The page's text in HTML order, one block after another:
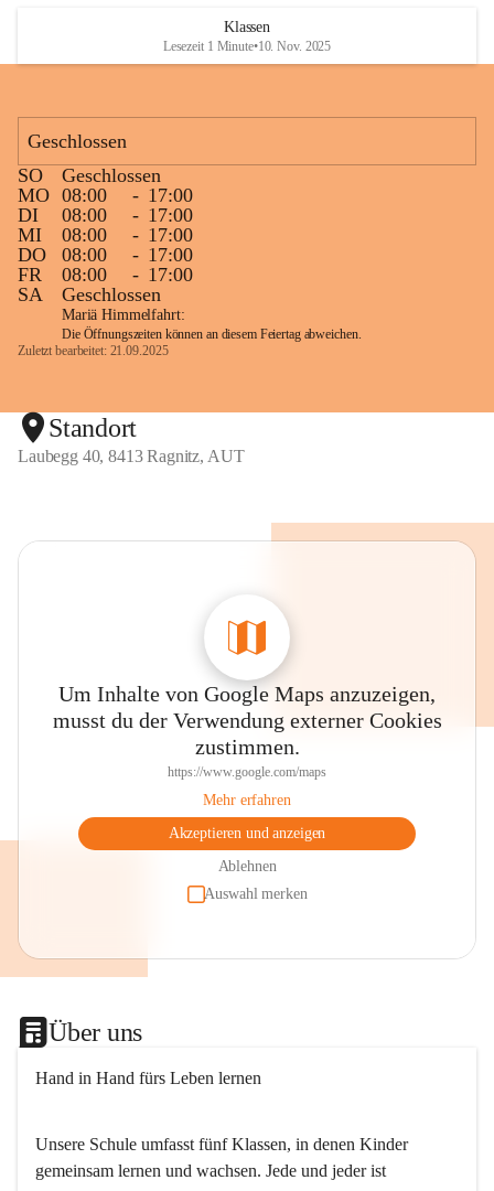
Klassen
Lesezeit 1 Minute•10. Nov. 2025
Geschlossen
SO
Geschlossen
MO 08:00 - 17:00
DI
08:00 - 17:00
MI
08:00 - 17:00
DO
08:00 - 17:00
FR
08:00 - 17:00
SA
Geschlossen
Mariä Himmelfahrt:
Die Öffnungszeiten können an diesem Feiertag abweichen.
Zuletzt bearbeitet: 21.09.2025
Standort
Laubegg 40, 8413 Ragnitz, AUT
Um Inhalte von Google Maps anzuzeigen,
musst du der Verwendung externer Cookies
zustimmen.
https://www.google.com/maps
Mehr erfahren
Akzeptieren und anzeigen
Ablehnen
Auswahl merken
Über uns
Hand in Hand fürs Leben lernen
Unsere Schule umfasst fünf Klassen, in denen Kinder
gemeinsam lernen und wachsen. Jede und jeder ist